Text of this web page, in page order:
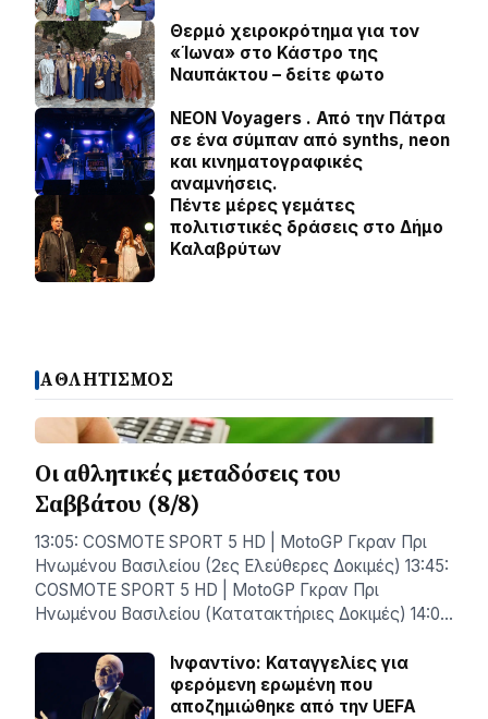
Θερμό χειροκρότημα για τον
«Ίωνα» στο Κάστρο της
Ναυπάκτου – δείτε φωτο
NEON Voyagers . Από την Πάτρα
σε ένα σύμπαν από synths, neon
και κινηματογραφικές
αναμνήσεις.
Πέντε μέρες γεμάτες
πολιτιστικές δράσεις στο Δήμο
Καλαβρύτων
ΑΘΛΗΤΙΣΜΟΣ
Οι αθλητικές μεταδόσεις του
Σαββάτου (8/8)
13:05: COSMOTE SPORT 5 HD | MotoGP Γκραν Πρι
Ηνωμένου Βασιλείου (2ες Ελεύθερες Δοκιμές) 13:45:
COSMOTE SPORT 5 HD | MotoGP Γκραν Πρι
Ηνωμένου Βασιλείου (Κατατακτήριες Δοκιμές) 14:0…
Ινφαντίνο: Καταγγελίες για
φερόμενη ερωμένη που
αποζημιώθηκε από την UEFA